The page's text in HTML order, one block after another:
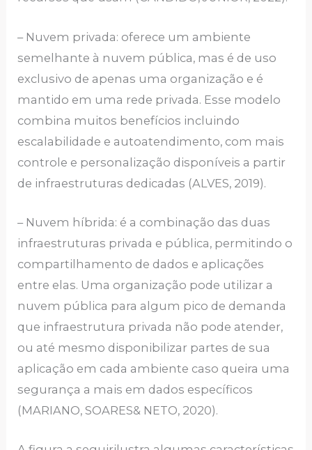
– Nuvem privada: oferece um ambiente
semelhante à nuvem pública, mas é de uso
exclusivo de apenas uma organização e é
mantido em uma rede privada. Esse modelo
combina muitos benefícios incluindo
escalabilidade e autoatendimento, com mais
controle e personalização disponíveis a partir
de infraestruturas dedicadas (ALVES, 2019).
– Nuvem híbrida: é a combinação das duas
infraestruturas privada e pública, permitindo o
compartilhamento de dados e aplicações
entre elas. Uma organização pode utilizar a
nuvem pública para algum pico de demanda
que infraestrutura privada não pode atender,
ou até mesmo disponibilizar partes de sua
aplicação em cada ambiente caso queira uma
segurança a mais em dados específicos
(MARIANO, SOARES& NETO, 2020).